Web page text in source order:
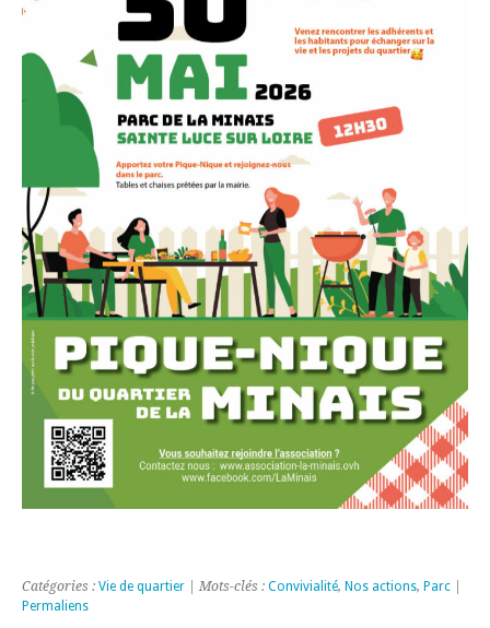
Catégories : Vie de quartier | Mots-clés : Convivialité, Nos actions, Parc
Permaliens